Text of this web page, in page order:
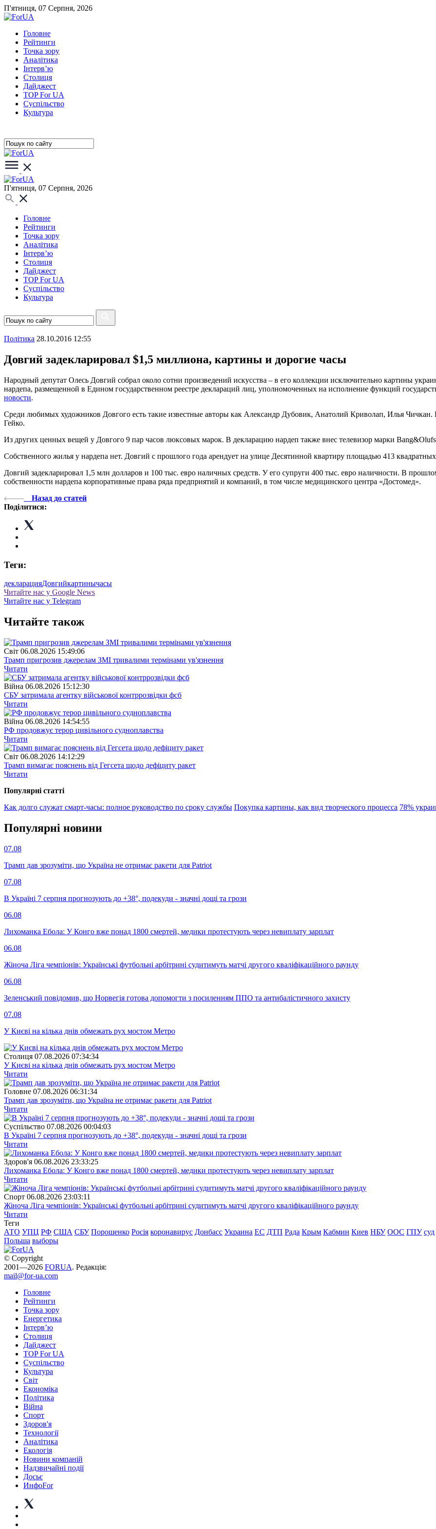
П'ятниця, 07 Серпня, 2026
Головне
Рейтинги
Точка зору
Аналітика
Інтерв’ю
Столиця
Дайджест
TOP For UA
Суспiльство
Культура
П'ятниця, 07 Серпня, 2026
Головне
Рейтинги
Точка зору
Аналітика
Інтерв’ю
Столиця
Дайджест
TOP For UA
Суспiльство
Культура
Полiтика 28.10.2016 12:55
Довгий задекларировал $1,5 миллиона, картины и дорогие часы
Народный депутат Олесь Довгий собрал около сотни произведений искусства – в его коллекции исключительно картины
нардепа, размещенной в Едином государственном реестре деклараций лиц, уполномоченных на исполнение функций
новости.
Среди любимых художников Довгого есть такие известные авторы как Александр Дубовик, Анатолий Криволап, Илья Чичкан.
Гейко.
Из других ценных вещей у Довгого 9 пар часов люксовых марок. В декларацию нардеп также внес телевизор марки
Собственного жилья у нардепа нет. Довгий с прошлого года арендует на улице Десятинной квартиру площадью 413
Довгий задекларировал 1,5 млн долларов и 100 тыс. евро наличных средств. У его супруги 400 тыс. евро наличности. В
собственности нардепа корпоративные права ряда предприятий и компаний, в том числе медицинского центра «Достомед».
Назад до статей
Поділитися:
Теги:
декларацияДовгийкартинычасы
Читайте нас у Google News
Читайте нас у Telegram
Читайте також
Свiт 06.08.2026 15:49:06
Трамп пригрозив джерелам ЗМІ тривалими термінами ув'язнення
Читати
Війна 06.08.2026 15:12:30
СБУ затримала агентку військової контррозвідки фсб
Читати
Війна 06.08.2026 14:54:55
РФ продовжує терор цивільного судноплавства
Читати
Свiт 06.08.2026 14:12:29
Трамп вимагає пояснень від Гегсета щодо дефіциту ракет
Читати
Популярнi статтi
Как долго служат смарт-часы: полное руководство по сроку службы Покупка картины, как вид творческого процесса 78%
Популярнi новини
07.08
Трамп дав зрозуміти, що Україна не отримає ракети для Patriot
07.08
В Україні 7 серпня прогнозують до +38°, подекуди - значні дощі та грози
06.08
Лихоманка Ебола: У Конго вже понад 1800 смертей, медики протестують через невиплату зарплат
06.08
Жіноча Ліга чемпіонів: Українські футбольні арбітрині судитимуть матчі другого кваліфікаційного раунду
06.08
Зеленський повідомив, що Норвегія готова допомогти з посиленням ППО та антибалістичного захисту
07.08
У Києві на кілька днів обмежать рух мостом Метро
Столиця 07.08.2026 07:34:34
У Києві на кілька днів обмежать рух мостом Метро
Читати
Головне 07.08.2026 06:31:34
Трамп дав зрозуміти, що Україна не отримає ракети для Patriot
Читати
Суспiльство 07.08.2026 00:04:03
В Україні 7 серпня прогнозують до +38°, подекуди - значні дощі та грози
Читати
Здоров'я 06.08.2026 23:33:25
Лихоманка Ебола: У Конго вже понад 1800 смертей, медики протестують через невиплату зарплат
Читати
Спорт 06.08.2026 23:03:11
Жіноча Ліга чемпіонів: Українські футбольні арбітрині судитимуть матчі другого кваліфікаційного раунду
Читати
Теги
АТО УПЦ РФ США СБУ Порошенко Росія коронавирус Донбасс Украина ЕС ДТП Рада Крым Кабмин Киев НБУ ООС ГПУ суд
Польша выборы
© Copyright
2001—2026 FORUA. Редакція:
mail@for-ua.com
Головне
Рейтинги
Точка зору
Енергетика
Інтерв’ю
Столиця
Дайджест
TOP For UA
Суспiльство
Культура
Світ
Економіка
Політика
Війна
Спорт
Здоров'я
Технології
Аналітика
Екологія
Новини компаній
Надзвичайні події
Досьє
ИнфоFor